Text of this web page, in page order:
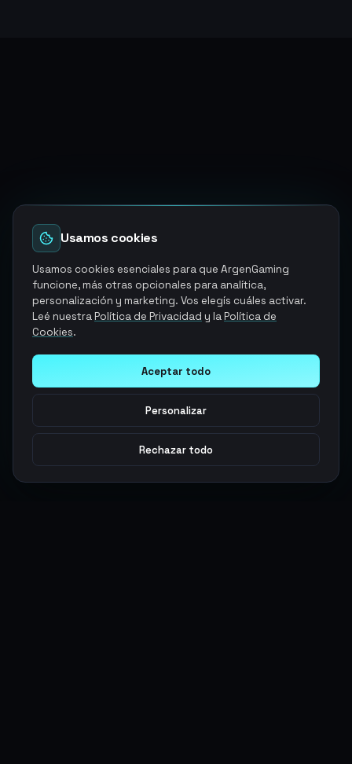
Usamos cookies
Usamos cookies esenciales para que ArgenGaming
funcione, más otras opcionales para analítica,
personalización y marketing. Vos elegís cuáles activar.
Leé nuestraPolítica de Privacidad y laPolítica de
Cookies.
Aceptar todo
Personalizar
Rechazar todo